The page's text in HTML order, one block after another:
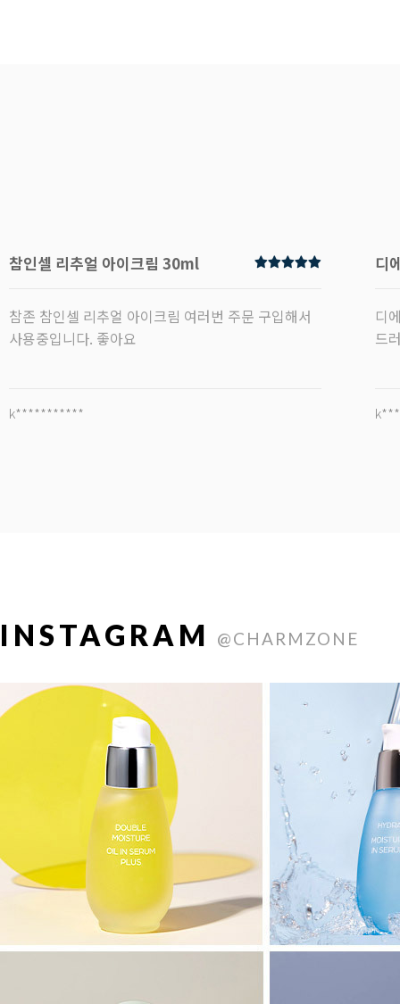
참인셀 리추얼 아이크림 30ml
참존 참인셀 리추얼 아이크림 여러번 주문 구입해서
사용중입니다. 좋아요
k***********
디
드
INSTAGRAM @CHARMZONE